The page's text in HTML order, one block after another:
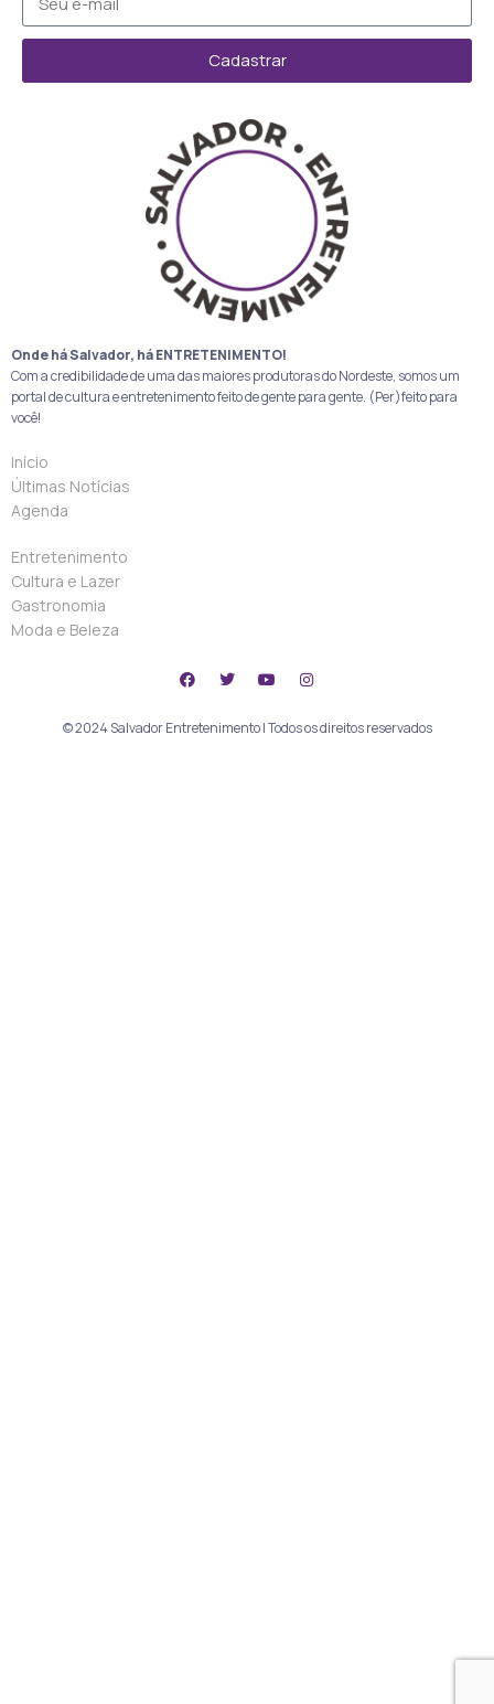
Cadastrar
Onde há Salvador, há ENTRETENIMENTO!
Com a credibilidade de uma das maiores produtoras do Nordeste, somos um
portal de cultura e entretenimento feito de gente para gente. (Per)feito para
você!
Início
Últimas Notícias
Agenda
Entretenimento
Cultura e Lazer
Gastronomia
Moda e Beleza
© 2024 Salvador Entretenimento | Todos os direitos reservados